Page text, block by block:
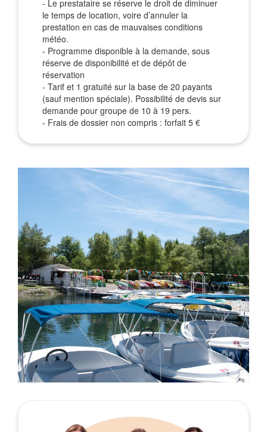
- Le prestataire se réserve le droit de diminuer
le temps de location, voire d’annuler la
prestation en cas de mauvaises conditions
météo.
- Programme disponible à la demande, sous
réserve de disponibilité et de dépôt de
réservation
- Tarif et 1 gratuité sur la base de 20 payants
(sauf mention spéciale). Possibilité de devis sur
demande pour groupe de 10 à 19 pers.
- Frais de dossier non compris : forfait 5 €